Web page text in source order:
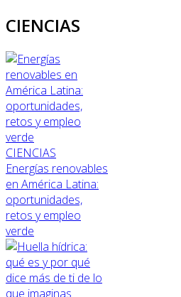
CIENCIAS
CIENCIAS
Energías renovables
en América Latina:
oportunidades,
retos y empleo
verde